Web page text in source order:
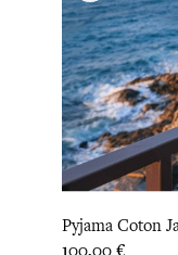
Pyjama Coton
Prix
100,00 €